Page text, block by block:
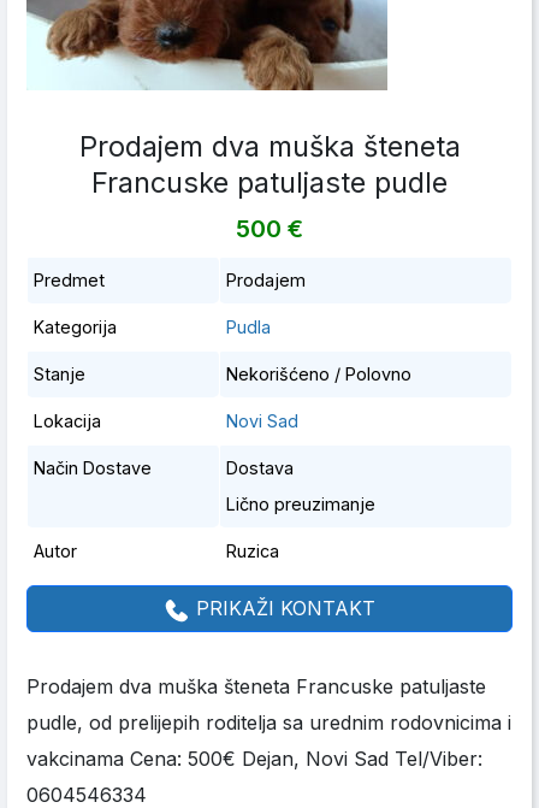
Prodajem dva muška šteneta
Francuske patuljaste pudle
500 €
Predmet Prodajem
Kategorija Pudla
Stanje Nekorišćeno / Polovno
Lokacija Novi Sad
Način Dostave
Dostava
Lično preuzimanje
Autor Ruzica
PRIKAŽI KONTAKT
Prodajem dva muška šteneta Francuske patuljaste
pudle, od prelijepih roditelja sa urednim rodovnicima i
vakcinama Cena: 500€ Dejan, Novi Sad Tel/Viber:
0604546334